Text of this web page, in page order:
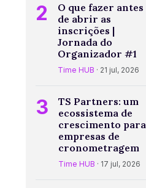
2
O que fazer antes
de abrir as
inscrições |
Jornada do
Organizador #1
Time HUB · 21 jul, 2026
3
TS Partners: um
ecossistema de
crescimento para
empresas de
cronometragem
Time HUB · 17 jul, 2026